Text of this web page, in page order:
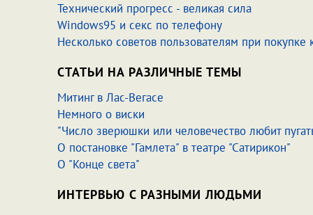
Технический прогресс - великая сила
Windows95 и секс по телефону
Несколько советов пользователям при покупке
СТАТЬИ НА РАЗЛИЧНЫЕ ТЕМЫ
Митинг в Лас-Вегасе
Немного о виски
"Число зверюшки или человечество любит
О постановке "Гамлета" в театре "Сатирикон"
О "Конце света"
ИНТЕРВЬЮ С РАЗНЫМИ ЛЮДЬМИ